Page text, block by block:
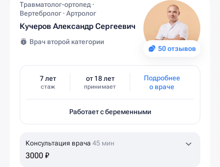
50 отзывов
Травматолог-ортопед ·
Вертебролог · Артролог
Кучеров Александр Сергеевич
Врач второй категории
7 лет
стаж
от 18 лет
принимает
Подробнее
о враче
Работает с беременными
Консультация врача 45 мин
3000 ₽